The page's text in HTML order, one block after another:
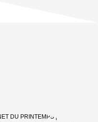
DU PRINTEMPS | Raison